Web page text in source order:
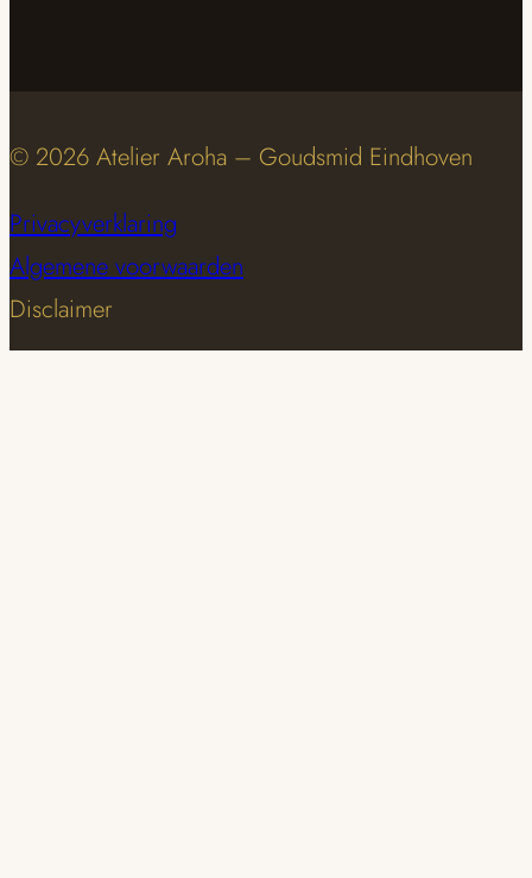
© 2026 Atelier Aroha – Goudsmid Eindhoven
Privacyverklaring
Algemene voorwaarden
Disclaimer